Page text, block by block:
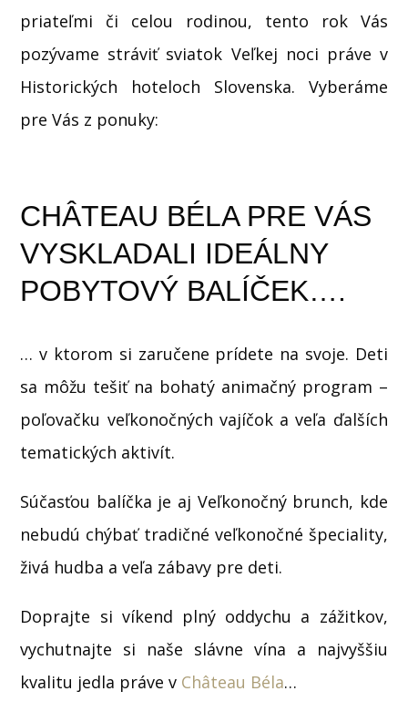
priateľmi či celou rodinou, tento rok Vás
pozývame stráviť sviatok Veľkej noci práve v
Historických hoteloch Slovenska. Vyberáme
pre Vás z ponuky:
CHÂTEAU BÉLA PRE VÁS
VYSKLADALI IDEÁLNY
POBYTOVÝ BALÍČEK….
… v ktorom si zaručene prídete na svoje. Deti
sa môžu tešiť na bohatý animačný program –
poľovačku veľkonočných vajíčok a veľa ďalších
tematických aktivít.
Súčasťou balíčka je aj Veľkonočný brunch, kde
nebudú chýbať tradičné veľkonočné špeciality,
živá hudba a veľa zábavy pre deti.
Doprajte si víkend plný oddychu a zážitkov,
vychutnajte si naše slávne vína a najvyššiu
kvalitu jedla práve v Château Béla…